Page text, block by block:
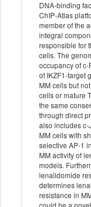
DNA‐binding
ChIP‐Atlas
member of the
integral
responsible for
cells. The
occupancy of
of IKZF1‐target
MM cells but
cells or mature
the same
through direct
also includes
MM cells with
selective AP‐1
MM activity of
models.
lenalidomide
determines
resistance in
could be a